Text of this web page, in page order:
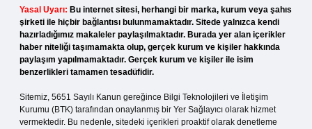
Yasal Uyarı: Bu internet sitesi, herhangi bir marka, kurum veya şahıs
şirketi ile hiçbir bağlantısı bulunmamaktadır. Sitede yalnızca kendi
hazırladığımız makaleler paylaşılmaktadır. Burada yer alan içerikler
haber niteliği taşımamakta olup, gerçek kurum ve kişiler hakkında
paylaşım yapılmamaktadır. Gerçek kurum ve kişiler ile isim
benzerlikleri tamamen tesadüfidir.
Sitemiz, 5651 Sayılı Kanun gereğince Bilgi Teknolojileri ve İletişim
Kurumu (BTK) tarafından onaylanmış bir Yer Sağlayıcı olarak hizmet
vermektedir. Bu nedenle, sitedeki içerikleri proaktif olarak denetleme